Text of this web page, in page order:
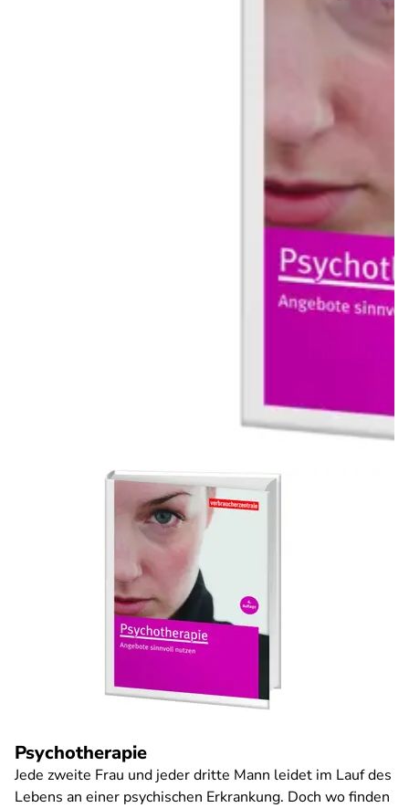
Psychotherapie
Jede zweite Frau und jeder dritte Mann leidet im Lauf des
Lebens an einer psychischen Erkrankung. Doch wo finden